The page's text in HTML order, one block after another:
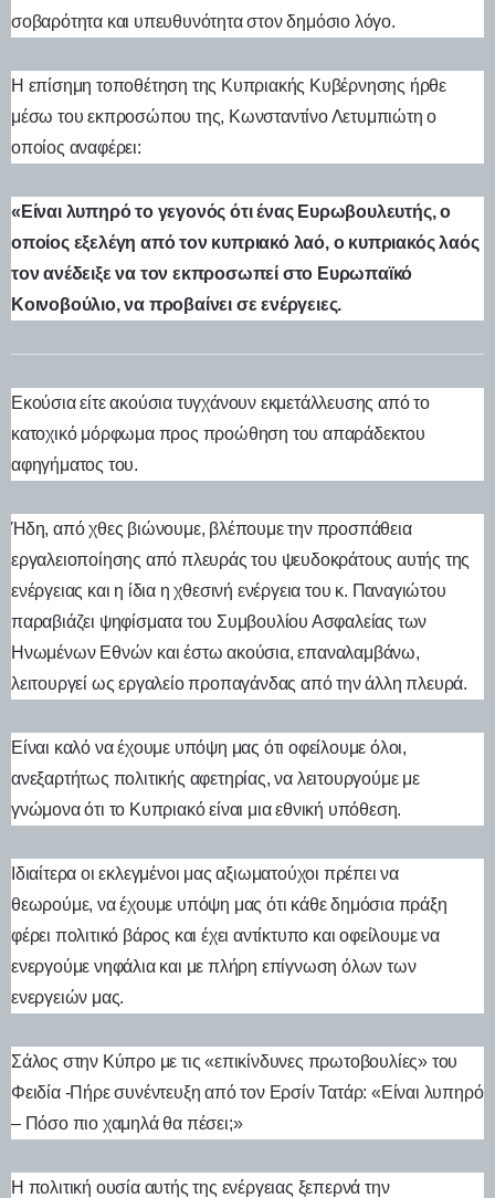
σοβαρότητα και υπευθυνότητα στον δημόσιο λόγο.
Η επίσημη τοποθέτηση της Κυπριακής Κυβέρνησης ήρθε
μέσω του εκπροσώπου της, Κωνσταντίνο Λετυμπιώτη ο
οποίος αναφέρει:
«Είναι λυπηρό το γεγονός ότι ένας Ευρωβουλευτής, ο
οποίος εξελέγη από τον κυπριακό λαό, ο κυπριακός λαός
τον ανέδειξε να τον εκπροσωπεί στο Ευρωπαϊκό
Κοινοβούλιο, να προβαίνει σε ενέργειες.
Εκούσια είτε ακούσια τυγχάνουν εκμετάλλευσης από το
κατοχικό μόρφωμα προς προώθηση του απαράδεκτου
αφηγήματος του.
Ήδη, από χθες βιώνουμε, βλέπουμε την προσπάθεια
εργαλειοποίησης από πλευράς του ψευδοκράτους αυτής της
ενέργειας και η ίδια η χθεσινή ενέργεια του κ. Παναγιώτου
παραβιάζει ψηφίσματα του Συμβουλίου Ασφαλείας των
Ηνωμένων Εθνών και έστω ακούσια, επαναλαμβάνω,
λειτουργεί ως εργαλείο προπαγάνδας από την άλλη πλευρά.
Είναι καλό να έχουμε υπόψη μας ότι οφείλουμε όλοι,
ανεξαρτήτως πολιτικής αφετηρίας, να λειτουργούμε με
γνώμονα ότι το Κυπριακό είναι μια εθνική υπόθεση.
Ιδιαίτερα οι εκλεγμένοι μας αξιωματούχοι πρέπει να
θεωρούμε, να έχουμε υπόψη μας ότι κάθε δημόσια πράξη
φέρει πολιτικό βάρος και έχει αντίκτυπο και οφείλουμε να
ενεργούμε νηφάλια και με πλήρη επίγνωση όλων των
ενεργειών μας.
Σάλος στην Κύπρο με τις «επικίνδυνες πρωτοβουλίες» του
Φειδία -Πήρε συνέντευξη από τον Ερσίν Τατάρ: «Είναι λυπηρό
– Πόσο πιο χαμηλά θα πέσει;»
Η πολιτική ουσία αυτής της ενέργειας ξεπερνά την